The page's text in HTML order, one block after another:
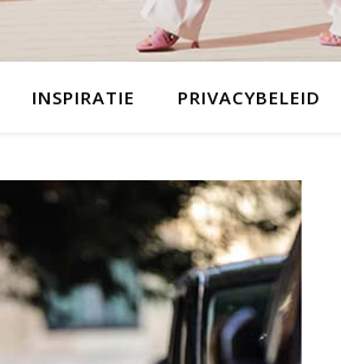
INSPIRATIE PRIVACYBELEID